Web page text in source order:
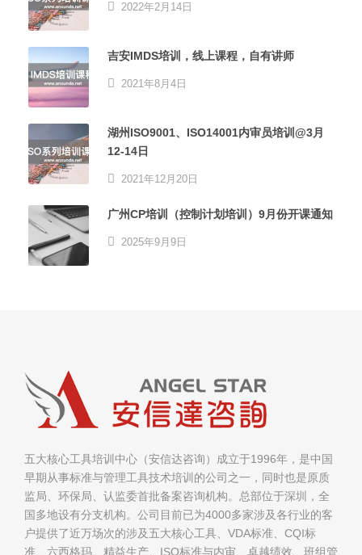
2022年2月14日
吉安IMDS培训，线上课程，自有讲师
2021年8月4日
湖州ISO9001、ISO14001内审员培训@3月
12-14日
2021年12月20日
广州CP培训（控制计划培训）9月份开课通知
2025年9月9日
五大核心工具培训中心（安信达咨询）成立于1996年，是中国
早期从事标准与管理工具技术培训的公司之一，同时也是原质
监局、环保局、认监委首批备案咨询机构。总部位于深圳，全
国多地设有分支机构。公司目前已为4000多家涉及各行业的客
户提供了近万场次的涉及五大核心工具、VDA标准、CQI标
准、六西格玛、精益生产、ISO标准与内审、卓越绩效、班组管